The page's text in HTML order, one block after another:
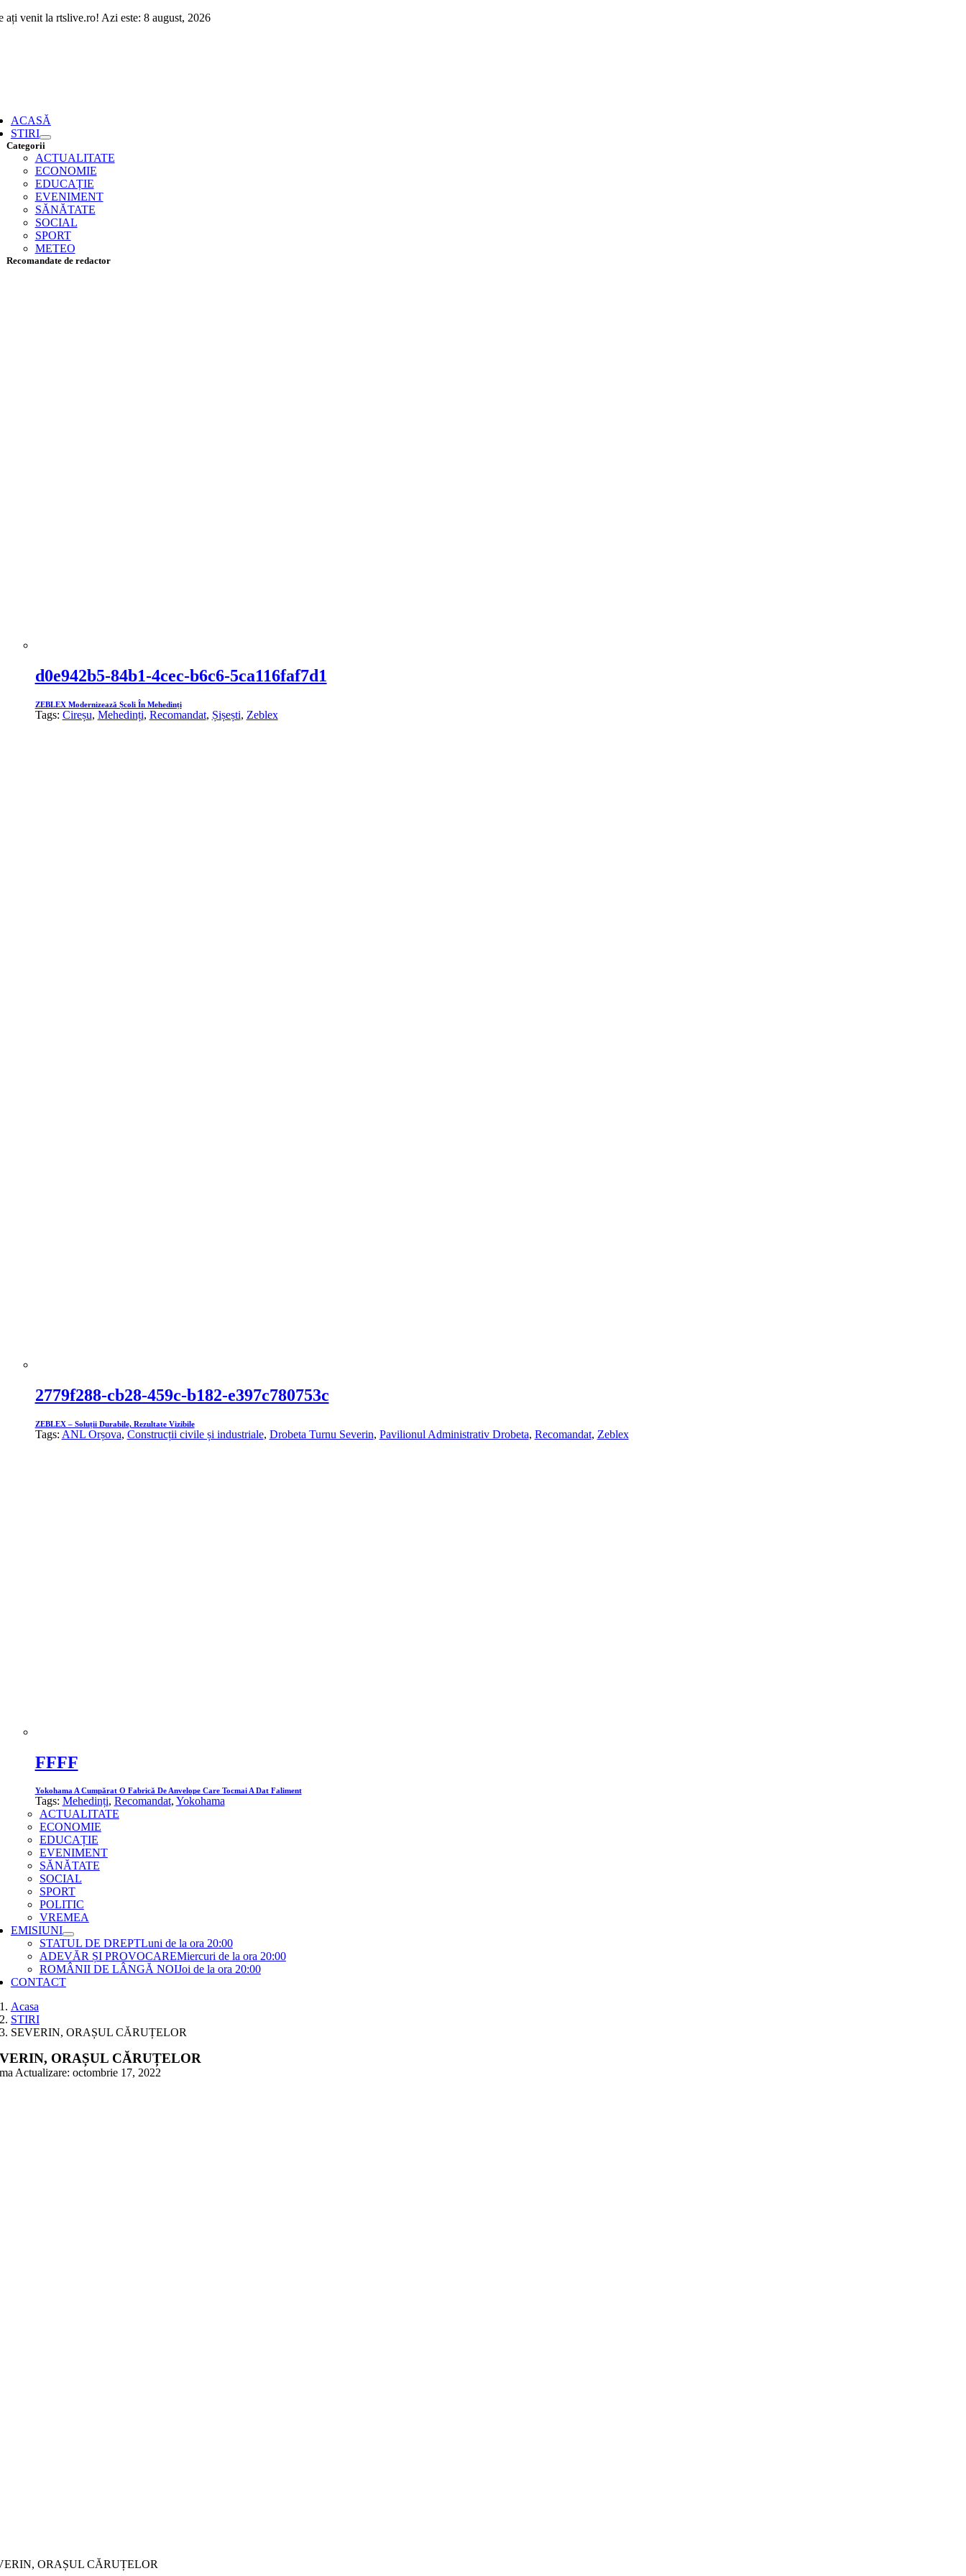
Skip
ați venit la rtslive.ro! Azi este: 8 august, 2026
ACASĂ
STIRI
Categorii
ACTUALITATE
ECONOMIE
EDUCAȚIE
EVENIMENT
SĂNĂTATE
SOCIAL
SPORT
METEO
Recomandate de redactor
d0e942b5-84b1-4cec-b6c6-5ca116faf7d1
ZEBLEX Modernizează Școli În Mehedinți
Tags: Cireșu, Mehedinți, Recomandat, Șișești, Zeblex
2779f288-cb28-459c-b182-e397c780753c
ZEBLEX – Soluții Durabile, Rezultate Vizibile
Tags: ANL Orșova, Construcții civile și industriale, Drobeta Turnu Severin, Pavilionul Administrativ Drobeta, Recomandat, Zeblex
FFFF
Yokohama A Cumpărat O Fabrică De Anvelope Care Tocmai A Dat Faliment
Tags: Mehedinți, Recomandat, Yokohama
ACTUALITATE
ECONOMIE
EDUCAȚIE
EVENIMENT
SĂNĂTATE
SOCIAL
SPORT
POLITIC
VREMEA
EMISIUNI
STATUL DE DREPTLuni de la ora 20:00
ADEVĂR ȘI PROVOCAREMiercuri de la ora 20:00
ROMÂNII DE LÂNGĂ NOIJoi de la ora 20:00
CONTACT
Acasa
STIRI
SEVERIN, ORAȘUL CĂRUȚELOR
ORAȘUL CĂRUȚELOR
Actualizare: octombrie 17, 2022
ORAȘUL CĂRUȚELOR